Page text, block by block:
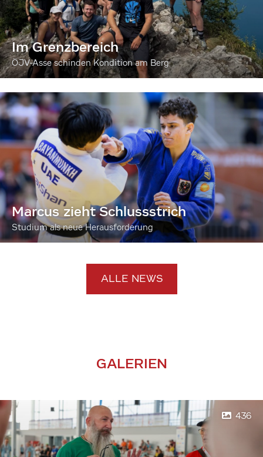
Im Grenzbereich
ÖJV-Asse schinden Kondition am Berg
Marcus zieht Schlussstrich
Studium als neue Herausforderung
ALLE NEWS
GALERIEN
436